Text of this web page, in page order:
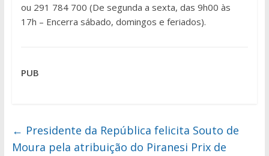
ou 291 784 700 (De segunda a sexta, das 9h00 às
17h – Encerra sábado, domingos e feriados).
PUB
← Presidente da República felicita Souto de
Moura pela atribuição do Piranesi Prix de